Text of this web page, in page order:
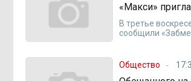
«Макси»
В третье
сообщили
Общество